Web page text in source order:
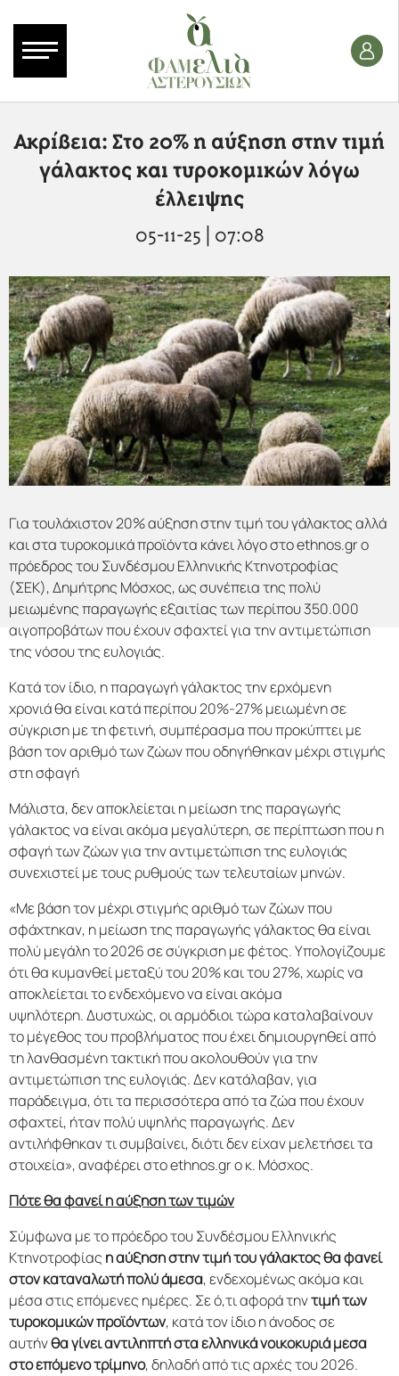
Ακρίβεια: Στο 20% η αύξηση στην τιμή
γάλακτος και τυροκομικών λόγω
έλλειψης
05-11-25 | 07:08
Για τουλάχιστον 20% αύξηση στην τιμή του γάλακτος αλλά
και στα τυροκομικά προϊόντα κάνει λόγο στο ethnos.gr ο
πρόεδρος του Συνδέσμου Ελληνικής Κτηνοτροφίας
(ΣΕΚ), Δημήτρης Μόσχος, ως συνέπεια της πολύ
μειωμένης παραγωγής εξαιτίας των περίπου 350.000
αιγοπροβάτων που έχουν σφαχτεί για την αντιμετώπιση
της νόσου της ευλογιάς.
Κατά τον ίδιο, η παραγωγή γάλακτος την ερχόμενη
χρονιά θα είναι κατά περίπου 20%-27% μειωμένη σε
σύγκριση με τη φετινή, συμπέρασμα που προκύπτει με
βάση τον αριθμό των ζώων που οδηγήθηκαν μέχρι στιγμής
στη σφαγή
Μάλιστα, δεν αποκλείεται η μείωση της παραγωγής
γάλακτος να είναι ακόμα μεγαλύτερη, σε περίπτωση που η
σφαγή των ζώων για την αντιμετώπιση της ευλογιάς
συνεχιστεί με τους ρυθμούς των τελευταίων μηνών.
«Με βάση τον μέχρι στιγμής αριθμό των ζώων που
σφάχτηκαν, η μείωση της παραγωγής γάλακτος θα είναι
πολύ μεγάλη το 2026 σε σύγκριση με φέτος. Υπολογίζουμε
ότι θα κυμανθεί μεταξύ του 20% και του 27%, χωρίς να
αποκλείεται το ενδεχόμενο να είναι ακόμα
υψηλότερη. Δυστυχώς, οι αρμόδιοι τώρα καταλαβαίνουν
το μέγεθος του προβλήματος που έχει δημιουργηθεί από
τη λανθασμένη τακτική που ακολουθούν για την
αντιμετώπιση της ευλογιάς. Δεν κατάλαβαν, για
παράδειγμα, ότι τα περισσότερα από τα ζώα που έχουν
σφαχτεί, ήταν πολύ υψηλής παραγωγής. Δεν
αντιλήφθηκαν τι συμβαίνει, διότι δεν είχαν μελετήσει τα
στοιχεία», αναφέρει στο ethnos.gr ο κ. Μόσχος.
Πότε θα φανεί η αύξηση των τιμών
Σύμφωνα με το πρόεδρο του Συνδέσμου Ελληνικής
Κτηνοτροφίας η αύξηση στην τιμή του γάλακτος θα φανεί
στον καταναλωτή πολύ άμεσα, ενδεχομένως ακόμα και
μέσα στις επόμενες ημέρες. Σε ό,τι αφορά τηντιμή των
τυροκομικών προϊόντων, κατά τον ίδιο η άνοδος σε
αυτήνθα γίνει αντιληπτή στα ελληνικά νοικοκυριά μέσα
στο επόμενο τρίμηνο, δηλαδή από τις αρχές του 2026.